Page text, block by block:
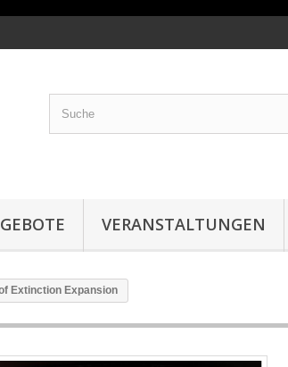
VERANSTALTUNGEN
Extinction Expansion